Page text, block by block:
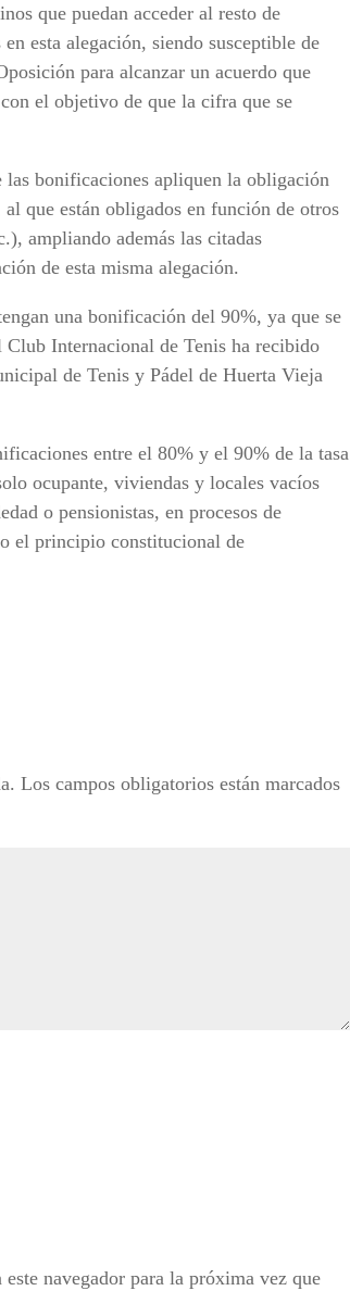
que puedan acceder al resto de
esta alegación, siendo susceptible de
para alcanzar un acuerdo que
el objetivo de que la cifra que se
bonificaciones apliquen la obligación
que están obligados en función de otros
ampliando además las citadas
de esta misma alegación.
una bonificación del 90%, ya que se
Club Internacional de Tenis ha recibido
de Tenis y Pádel de Huerta Vieja
entre el 80% y el 90% de la tasa
ocupante, viviendas y locales vacíos
o pensionistas, en procesos de
el principio constitucional de
Los campos obligatorios están marcados
navegador para la próxima vez que